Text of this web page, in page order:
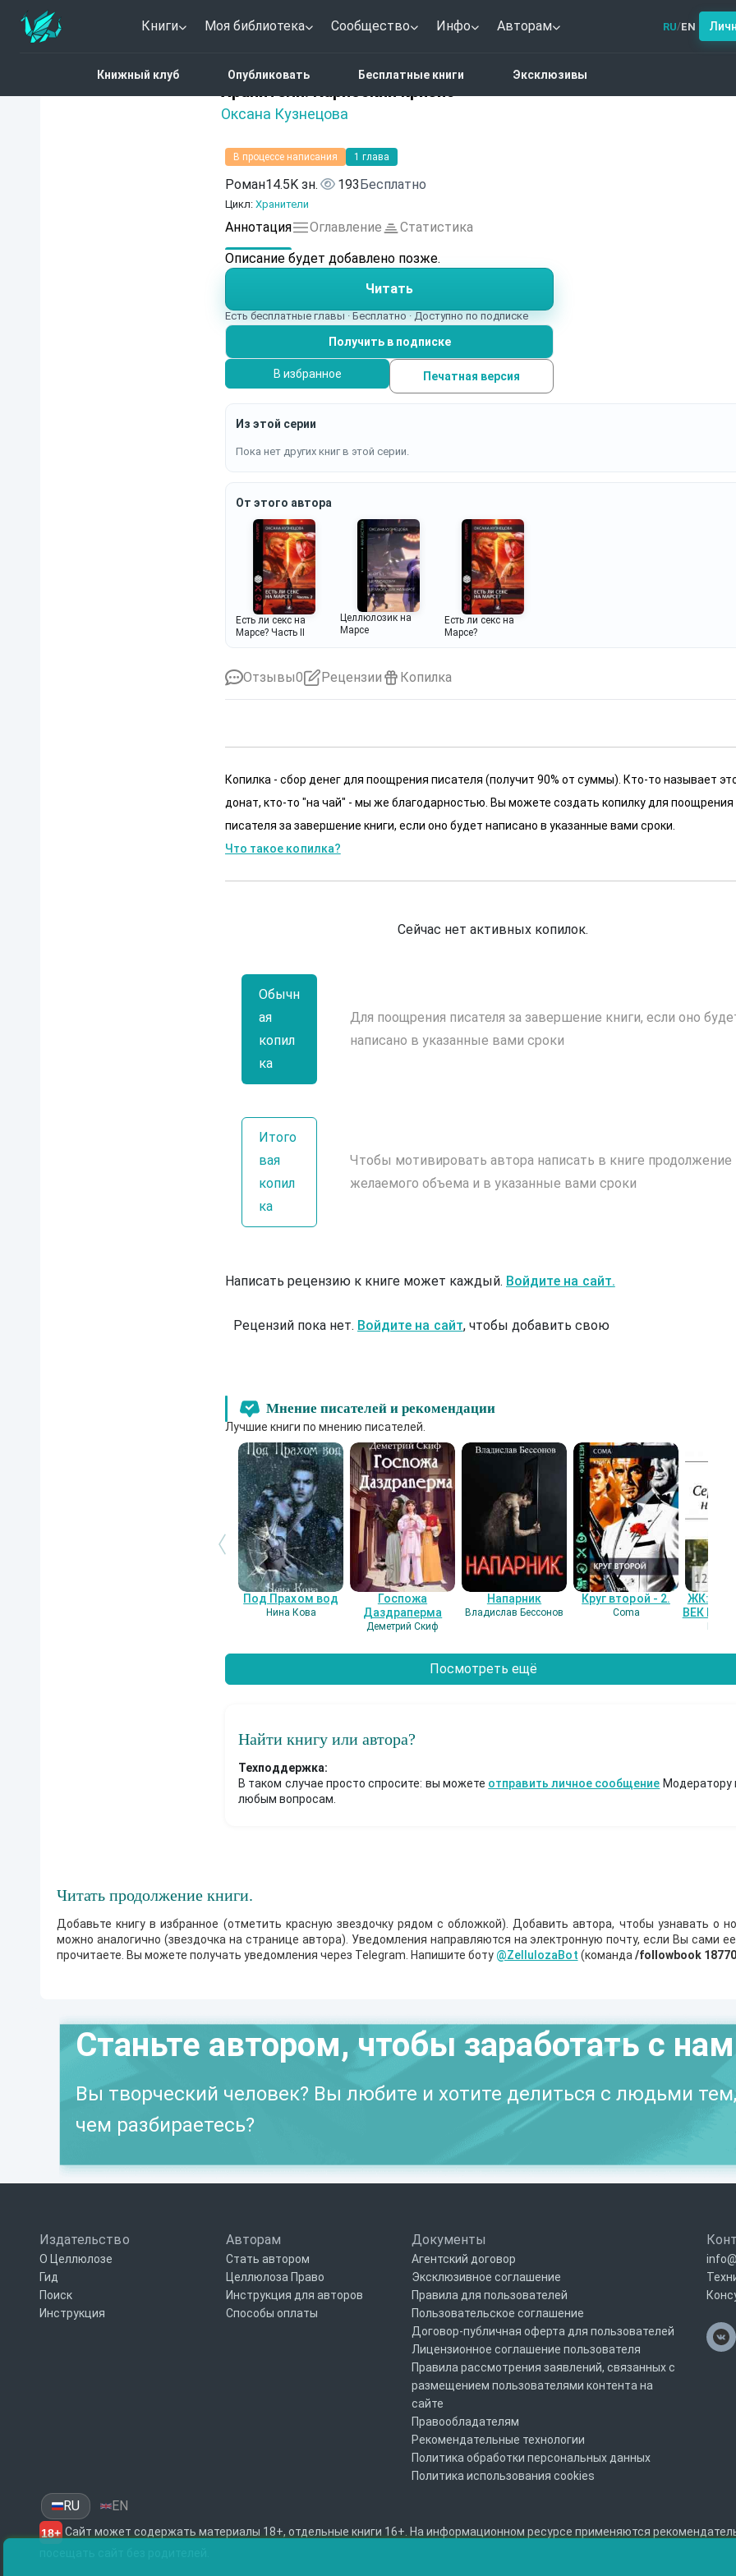
Книги Моя библиотека Сообщество Инфо Авторам RU/EN
Книжный клуб Опубликовать Бесплатные книги Эксклюзивы
Хранители. Карибский кризис
Оксана Кузнецова
Нет оценок
В процессе написания 1 глава
Роман14.5K зн. 193Бесплатно
Цикл: Хранители
Аннотация Оглавление
Статистика
Описание будет добавлено позже.
Читать
Есть бесплатные главы · Бесплатно · Доступно по подписке
Получить в подписке
В избранное Печатная версия
Из этой серии
Пока нет других книг в этой серии.
От этого автора
Есть ли секс на
Марсе? Часть II
Целлюлозик на
Марсе
Есть ли секс на
Марсе?
Отзывы0 Рецензии Копилка
Копилка - сбор денег для поощрения писателя (получит 90% от суммы). Кто-то называет
донат, кто-то "на чай" - мы же благодарностью. Вы можете создать копилку для поощрения
писателя за завершение книги, если оно будет написано в указанные вами сроки.
Что такое копилка?
Сейчас нет активных копилок.
Обычн
ая
копил
ка
Для поощрения писателя за завершение книги, если оно
написано в указанные вами сроки
Итого
вая
копил
ка
Чтобы мотивировать автора написать в книге продолжение
желаемого объема и в указанные вами сроки
Написать рецензию к книге может каждый. Войдите на сайт.
Рецензий пока нет. Войдите на сайт, чтобы добавить свою
Мнение писателей и рекомендации
Лучшие книги по мнению писателей.
Под Прахом вод
Нина Кова
Госпожа
Даздраперма
Деметрий Скиф
Напарник
Владислав Бессонов
Круг второй - 2.
Coma
ЖК:
ВЕК
Посмотреть ещё
Найти книгу или автора?
Техподдержка:
В таком случае просто спросите: вы можете отправить личное сообщение Модератору
любым вопросам.
Читать продолжение книги.
Добавьте книгу в избранное (отметить красную звездочку рядом с обложкой). Добавить автора, чтобы узнавать о
можно аналогично (звездочка на странице автора). Уведомления направляются на электронную почту, если Вы сами
прочитаете. Вы можете получать уведомления через Telegram. Напишите боту @ZellulozaBot (команда /followbook 18770
Станьте автором, чтобы заработать с
Вы творческий человек? Вы любите и хотите делиться с людьми
чем разбираетесь?
Издательство
О Целлюлозе
Гид
Поиск
Инструкция
Авторам
Стать автором
Целлюлоза Право
Инструкция для авторов
Способы оплаты
Документы
Агентский договор
Эксклюзивное соглашение
Правила для пользователей
Пользовательское соглашение
Договор-публичная оферта для пользователей
Лицензионное соглашение пользователя
Правила рассмотрения заявлений, связанных с
размещением пользователями контента на
сайте
Правообладателям
Рекомендательные технологии
Политика обработки персональных данных
Политика использования cookies
RU EN
18+ Сайт может содержать материалы 18+, отдельные книги 16+. На информационном ресурсе применяются